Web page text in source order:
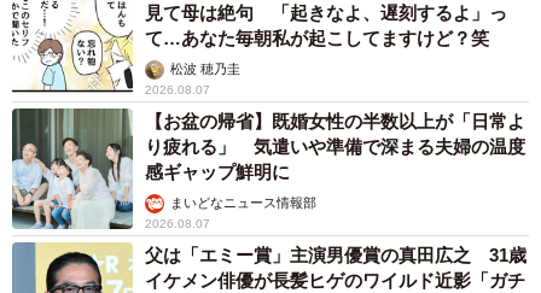
見て母は絶句 「起きなよ、遅刻するよ」っ
て…あなた毎朝私が起こしてますけど？笑
松波 穂乃圭
2026.08.07
【お盆の帰省】既婚女性の半数以上が「日常よ
り疲れる」 気遣いや準備で深まる夫婦の温度
感ギャップ鮮明に
まいどなニュース情報部
2026.08.07
父は「エミー賞」主演男優賞の真田広之 31歳
イケメン俳優が長髪ヒゲのワイルド近影「ガチ